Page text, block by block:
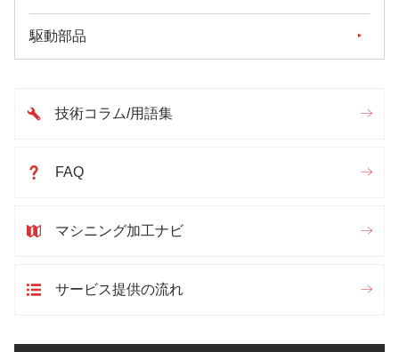
駆動部品
技術コラム/用語集
FAQ
マシニング加工ナビ
サービス提供の流れ